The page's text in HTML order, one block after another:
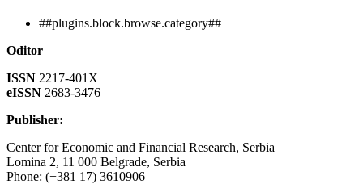
##plugins.block.browse.category##
Oditor
ISSN 2217-401X
eISSN 2683-3476
Publisher:
Center for Economic and Financial Research, Serbia
Lomina 2, 11 000 Belgrade, Serbia
Phone: (+381 17) 3610906